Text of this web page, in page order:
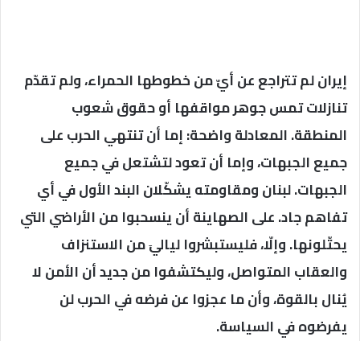
إيران لم تتراجع عن أيّ من خطوطها الحمراء، ولم تقدّم
تنازلات تمس جوهر مواقفها أو حقوق شعوب
المنطقة. المعادلة واضحة: إما أن تنتهي الحرب على
جميع الجبهات، وإما أن تعود لتشتعل في جميع
الجبهات. لبنان ومقاومته يشكّلان البند الأول في أي
تفاهم جاد. على الصهاينة أن ينسحبوا من الأراضي التي
يحتّلونها. وإلّا، فليستبشروا لياليَ من الاستنزاف
والعقاب المتواصل، وليكتشفوا من جديد أن الأمن لا
يُنال بالقوة، وأن ما عجزوا عن فرضه في الحرب لن
يفرضوه في السياسة.